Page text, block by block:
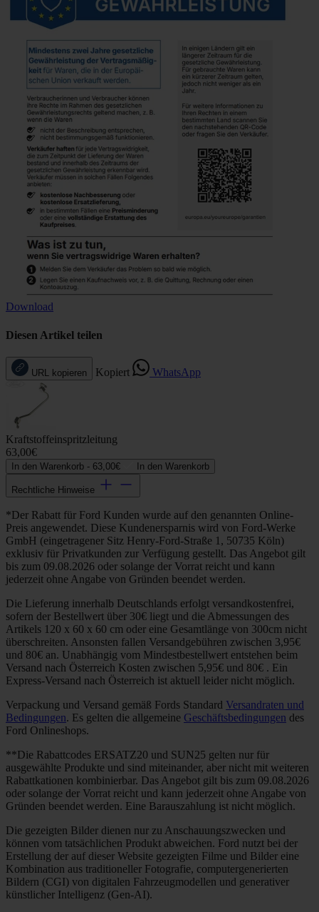
Download
Diesen Artikel teilen
URL kopieren Kopiert WhatsApp
Kraftstoffeinspritzleitung
63,00€
In den Warenkorb - 63,00€ In den Warenkorb
Rechtliche Hinweise
*Der Rabatt für Ford Kunden wurde auf den genannten Online-
Preis angewendet. Diese Kundenersparnis wird von Ford-Werke
GmbH (eingetragener Sitz Henry-Ford-Straße 1, 50735 Köln)
exklusiv für Privatkunden zur Verfügung gestellt. Das Angebot gilt
bis zum 09.08.2026 oder solange der Vorrat reicht und kann
jederzeit ohne Angabe von Gründen beendet werden.
Die Lieferung innerhalb Deutschlands erfolgt versandkostenfrei,
sofern der Bestellwert über 30€ liegt und die Abmessungen des
Artikels 120 x 60 x 60 cm oder eine Gesamtlänge von 300cm nicht
überschreiten. Ansonsten fallen Versandgebühren zwischen 3,95€
und 80€ an. Unabhängig vom Mindestbestellwert entstehen beim
Versand nach Österreich Kosten zwischen 5,95€ und 80€ . Ein
Express-Versand nach Österreich ist aktuell leider nicht möglich.
Verpackung und Versand gemäß Fords Standard Versandraten und
Bedingungen. Es gelten die allgemeine Geschäftsbedingungen des
Ford Onlineshops.
**Die Rabattcodes ERSATZ20 und SUN25 gelten nur für
ausgewählte Produkte und sind miteinander, aber nicht mit weiteren
Rabattkationen kombinierbar. Das Angebot gilt bis zum 09.08.2026
oder solange der Vorrat reicht und kann jederzeit ohne Angabe von
Gründen beendet werden. Eine Barauszahlung ist nicht möglich.
Die gezeigten Bilder dienen nur zu Anschauungszwecken und
können vom tatsächlichen Produkt abweichen. Ford nutzt bei der
Erstellung der auf dieser Website gezeigten Filme und Bilder eine
Kombination aus traditioneller Fotografie, computergenerierten
Bildern (CGI) von digitalen Fahrzeugmodellen und generativer
künstlicher Intelligenz (Gen-AI).